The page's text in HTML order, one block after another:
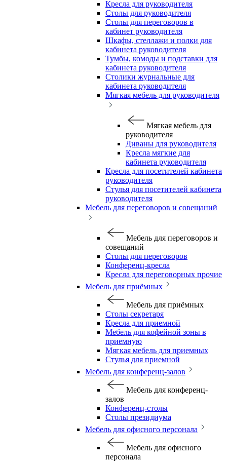
Кресла для руководителя
Столы для руководителя
Столы для переговоров в
кабинет руководителя
Шкафы, стеллажи и полки для
кабинета руководителя
Тумбы, комоды и подставки для
кабинета руководителя
Столики журнальные для
кабинета руководителя
Мягкая мебель для руководителя
Мягкая мебель для
руководителя
Диваны для руководителя
Кресла мягкие для
кабинета руководителя
Кресла для посетителей кабинета
руководителя
Стулья для посетителей кабинета
руководителя
Мебель для переговоров и совещаний
Мебель для переговоров и
совещаний
Столы для переговоров
Конференц-кресла
Кресла для переговорных прочие
Мебель для приёмных
Мебель для приёмных
Столы секретаря
Кресла для приемной
Мебель для кофейной зоны в
приемную
Мягкая мебель для приемных
Стулья для приемной
Мебель для конференц-залов
Мебель для конференц-
залов
Конференц-столы
Столы президиума
Мебель для офисного персонала
Мебель для офисного
персонала